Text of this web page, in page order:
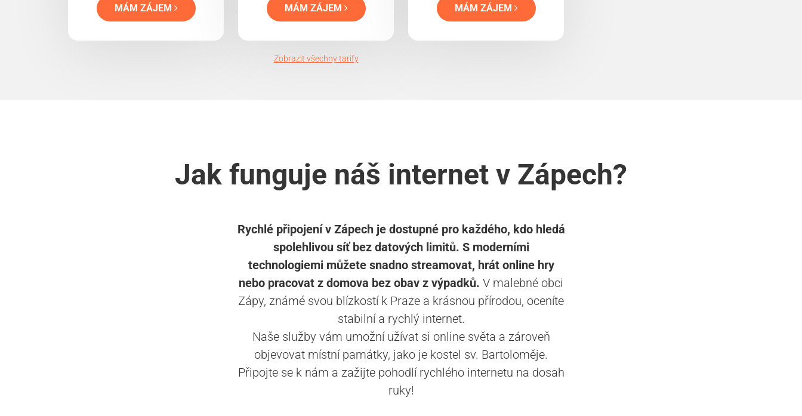
MÁM ZÁJEM MÁM ZÁJEM MÁM ZÁJEM
Zobrazit všechny tarify
Jak funguje náš internet v Zápech?
Rychlé připojení v Zápech je dostupné pro každého, kdo hledá
spolehlivou síť bez datových limitů. S moderními
technologiemi můžete snadno streamovat, hrát online hry
nebo pracovat z domova bez obav z výpadků. V malebné obci
Zápy, známé svou blízkostí k Praze a krásnou přírodou, oceníte
stabilní a rychlý internet.
Naše služby vám umožní užívat si online světa a zároveň
objevovat místní památky, jako je kostel sv. Bartoloměje.
Připojte se k nám a zažijte pohodlí rychlého internetu na dosah
ruky!